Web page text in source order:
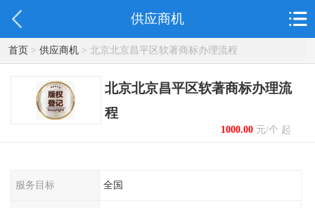
供应商机
首页> 供应商机> 北京北京昌平区软著商标办理流程
北京北京昌平区软著商标办理流
程
1000.00元/个 起
服务目标 全国